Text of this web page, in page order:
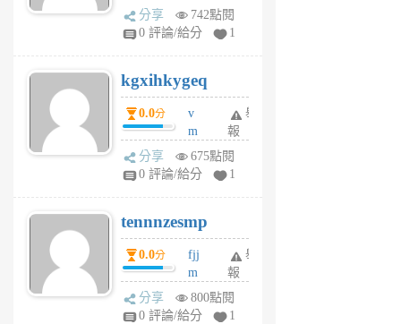
wi
w
6
個
月
前
分享
742點閱
0 評論/給分
1
kgxihkygeq
0.0分
v
m
sg
sr
6
個
月
前
舉
報
分享
675點閱
0 評論/給分
1
tennnzesmp
0.0分
fjj
m
w
rs
舉
報
分享
800點閱
0 評論/給分
1